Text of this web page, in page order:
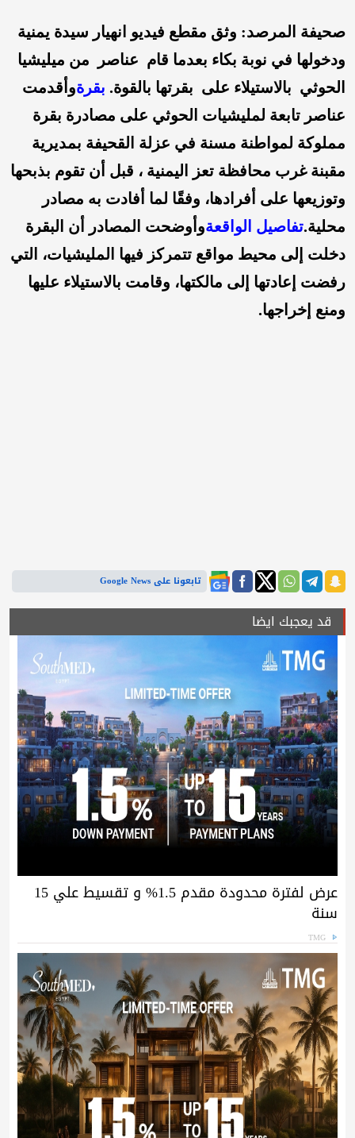
صحيفة المرصد: وثق مقطع فيديو انهيار سيدة يمنية
ودخولها في نوبة بكاء بعدما قام عناصر من ميليشيا
الحوثي بالاستيلاء على بقرتها بالقوة. بقرةوأقدمت
عناصر تابعة لمليشيات الحوثي على مصادرة بقرة
مملوكة لمواطنة مسنة في عزلة القحيفة بمديرية
مقبنة غرب محافظة تعز اليمنية ، قبل أن تقوم بذبحها
وتوزيعها على أفرادها، وفقًا لما أفادت به مصادر
محلية.تفاصيل الواقعةوأوضحت المصادر أن البقرة
دخلت إلى محيط مواقع تتمركز فيها المليشيات، التي
رفضت إعادتها إلى مالكتها، وقامت بالاستيلاء عليها
ومنع إخراجها.
تابعونا على Google News
قد يعجبك ايضا
عرض لفترة محدودة مقدم 1.5% و تقسيط علي 15
سنة
TMG